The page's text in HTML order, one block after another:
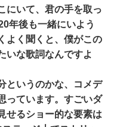
にいて、君の手を取っ
年後も一緒にいよう
よく聞くと、僕がこの
いな歌詞なんですよ
というのかな、コメデ
っています。すごいダ
せるショー的な要素は